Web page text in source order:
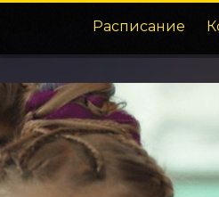
Расписание